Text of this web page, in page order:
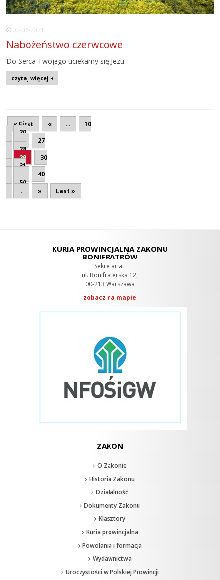
02-06-2021
Nabożeństwo czerwcowe
Do Serca Twojego uciekamy się Jezu
czytaj więcej +
« First « ...
10
20
...
27
28
29
30
31
...
40
50
...
» Last »
KURIA PROWINCJALNA ZAKONU
BONIFRATRÓW
Sekretariat:
ul. Bonifraterska 12,
00-213 Warszawa
zobacz na mapie
ZAKON
O Zakonie
Historia Zakonu
Działalność
Dokumenty Zakonu
Klasztory
Kuria prowincjalna
Powołania i formacja
Wydawnictwa
Uroczystości w Polskiej Prowincji